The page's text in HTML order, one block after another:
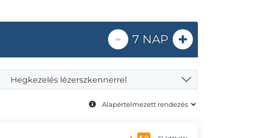
- 7 NAP +
Hegkezelés lézerszkennerrel